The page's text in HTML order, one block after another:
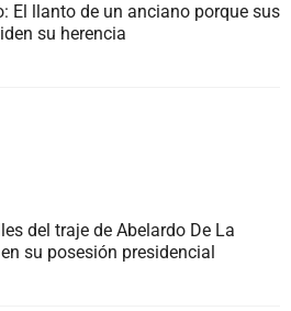
El llanto de un anciano porque sus
su herencia
del traje de Abelardo De La
su posesión presidencial